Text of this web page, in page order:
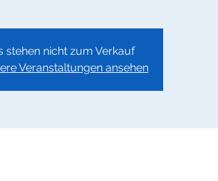
stehen nicht zum Verkauf
Veranstaltungen ansehen